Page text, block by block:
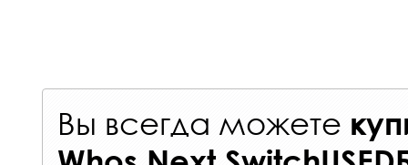
Вы всегда можете